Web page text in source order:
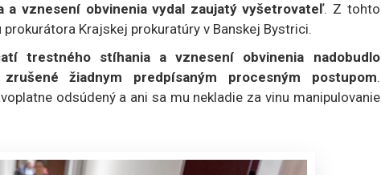
vznesení obvinenia vydal zaujatý vyšetrovateľ. Z tohto
Krajskej prokuratúry v Banskej Bystrici.
trestného stíhania a vznesení obvinenia nadobudlo
žiadnym predpísaným procesným postupom.
odsúdený a ani sa mu nekladie za vinu manipulovanie